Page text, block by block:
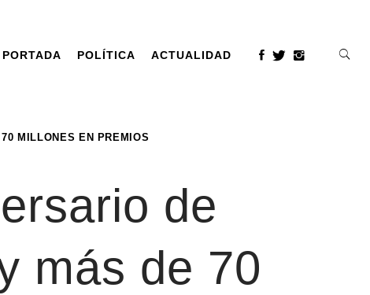
PORTADA POLÍTICA ACTUALIDAD
MILLONES EN PREMIOS
de
más de 70